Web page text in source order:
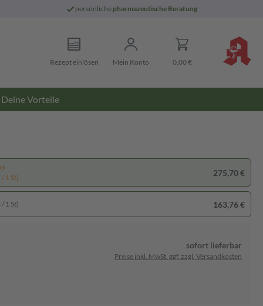
persönliche pharmazeutische Beratung
Rezept einlösen Mein Konto 0,00 €
Deine Vorteile
1 St)
275,70 €
1 St) 163,76 €
sofort lieferbar
Preise inkl. MwSt. ggf. zzgl. Versandkosten